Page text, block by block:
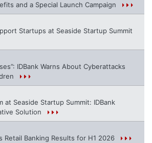
and a Special Launch Campaign
Startups at Seaside Startup Summit
IDBank Warns About Cyberattacks
at Seaside Startup Summit: IDBank
Solution
Retail Banking Results for H1 2026